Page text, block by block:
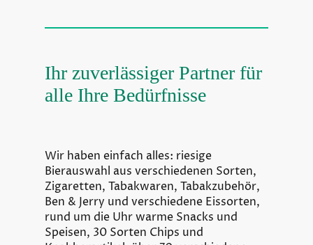
Ihr zuverlässiger Partner für
alle Ihre Bedürfnisse
Wir haben einfach alles: riesige
Bierauswahl aus verschiedenen Sorten,
Zigaretten, Tabakwaren, Tabakzubehör,
Ben & Jerry und verschiedene Eissorten,
rund um die Uhr warme Snacks und
Speisen, 30 Sorten Chips und